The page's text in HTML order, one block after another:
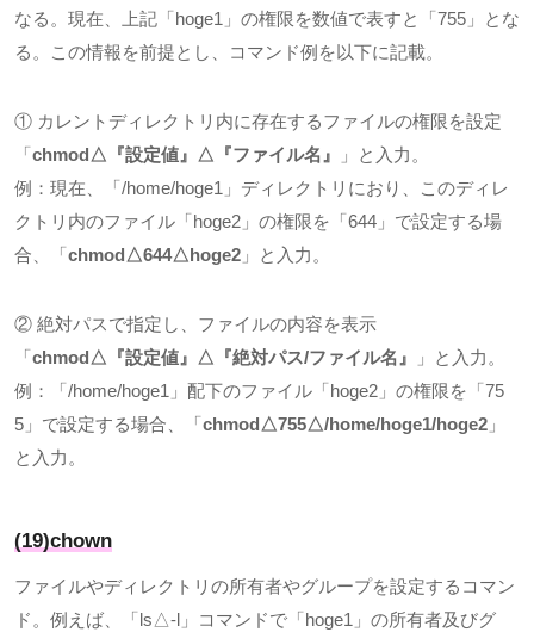
なる。現在、上記「 hoge1 」の権限を数値で表すと「 755 」とな
る。この情報を前提とし、コマンド例を以下に記載。
① カレントディレクトリ内に存在するファイルの権限を設定
「 chmod△ 『設定値』 △ 『ファイル名』
」と入力。
例：現在、「 /home/hoge1 」ディレクトリにおり、このディレ
クトリ内のファイル「 hoge2 」の権限を「 644 」で設定する場
合、「 chmod△644△hoge2 」と入力。
② 絶対パスで指定し、ファイルの内容を表示
「 chmod△ 『設定値』 △ 『絶対パス/ファイル名』
」と入力。
例：「 /home/hoge1 」配下のファイル「 hoge2 」の権限を「 75
5 」で設定する場合、「 chmod△755△/home/hoge1/hoge2 」
と入力。
(19)chown
ファイルやディレクトリの所有者やグループを設定するコマン
ド。例えば、「 ls△-l 」コマンドで「 hoge1 」の所有者及びグ